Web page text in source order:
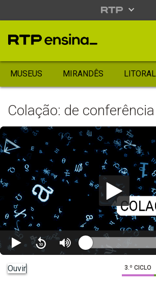
MUSEUS MIRANDÊS LITORAL
Colação: de
Ouvir 3.º CICLO